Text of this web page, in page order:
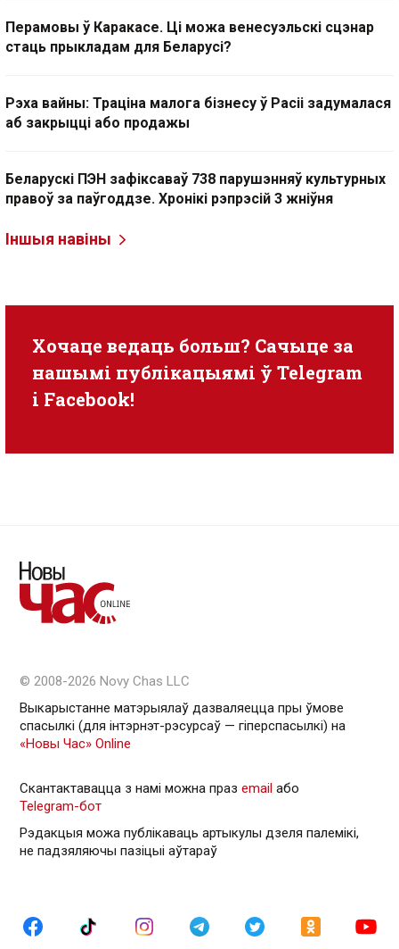
Перамовы ў Каракасе. Ці можа венесуэльскі сцэнар
стаць прыкладам для Беларусі?
Рэха вайны: Траціна малога бізнесу ў Расіі задумалася
аб закрыцці або продажы
Беларускі ПЭН зафіксаваў 738 парушэнняў культурных
правоў за паўгоддзе. Хронікі рэпрэсій 3 жніўня
Іншыя навіны
Хочаце ведаць больш? Сачыце за
нашымі публікацыямі ў Telegram
i Facebook!
© 2008-2026 Novy Chas LLC
Выкарыстанне матэрыялаў дазваляецца пры ўмове
спасылкі (для інтэрнэт-рэсурсаў — гiперспасылкi) на
«Новы Час» Online
Скантактавацца з намі можна праз email або
Telegram-бот
Рэдакцыя можа публікаваць артыкулы дзеля палемікі,
не падзяляючы пазіцыі аўтараў